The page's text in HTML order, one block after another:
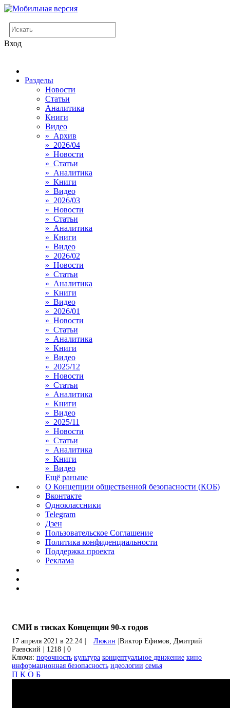
Вход
Разделы
Новости
Статьи
Аналитика
Книги
Видео
» Архив
» 2026/04
» Новости
» Статьи
» Аналитика
» Книги
» Видео
» 2026/03
» Новости
» Статьи
» Аналитика
» Книги
» Видео
» 2026/02
» Новости
» Статьи
» Аналитика
» Книги
» Видео
» 2026/01
» Новости
» Статьи
» Аналитика
» Книги
» Видео
» 2025/12
» Новости
» Статьи
» Аналитика
» Книги
» Видео
» 2025/11
» Новости
» Статьи
» Аналитика
» Книги
» Видео
Ещё раньше
О Концепции общественной безопасности (КОБ)
Вконтакте
Одноклассники
Telegram
Дзен
Пользовательское Соглашение
Политика конфиденциальности
Поддержка проекта
Реклама
СМИ в тисках Концепции 90-х годов
17 апреля 2021 в 22:24 Люкин Виктор Ефимов, Дмитрий
Раевский
1218
0
Ключи: порочность культура концептуальное движение кино
информационная безопасность идеологии семья
П К О Б